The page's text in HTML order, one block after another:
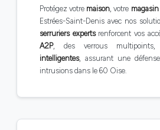
Protégez votre maison, votre magasin
Estrées-Saint-Denis avec nos
serruriers expertsrenforcent vos
A2P, des verrous
intelligentes, assurant une
intrusions dans le 60 Oise.